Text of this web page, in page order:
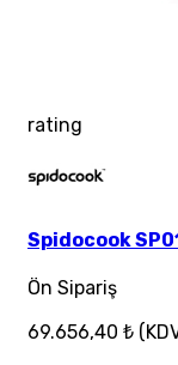
rating
Spidocook
Ön Sipariş
69.656,40 ₺